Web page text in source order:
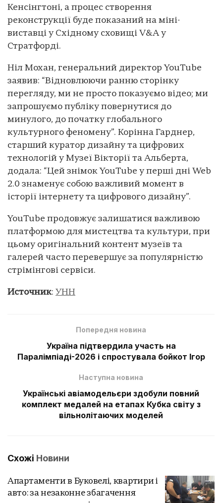
Кенсінгтоні, а процес створення
реконструкції буде показаний на міні-
виставці у Східному сховищі V&A у
Стратфорді.
Ніл Мохан, генеральний директор YouTube
заявив: “Відновлюючи ранню сторінку
перегляду, ми не просто показуємо відео; ми
запрошуємо публіку повернутися до
минулого, до початку глобального
культурного феномену”. Корінна Гарднер,
старший куратор дизайну та цифрових
технологій у Музеї Вікторії та Альберта,
додала: “Цей знімок YouTube у перші дні Web
2.0 знаменує собою важливий момент в
історії інтернету та цифрового дизайну”.
YouTube продовжує залишатися важливою
платформою для мистецтва та культури, при
цьому оригінальний контент музеїв та
галерей часто перевершує за популярністю
стрімінгові сервіси.
Источник: УНН
Попередня новина
Україна підтвердила участь на
Паралімпіаді-2026 і спростувала бойкот Ігор
Наступна новина
Українські авіамодельєри здобули повний
комплект медалей на етапах Кубка світу з
вільнолітаючих моделей
Схожі Новини
Апартаменти в Буковелі, квартири і
авто: за незаконне збагачення